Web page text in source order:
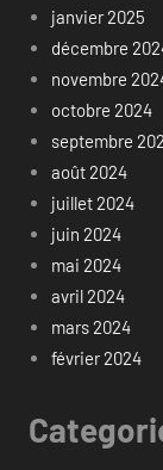
janvier 2025
décembre
novembre
octobre 2024
septembre
août 2024
juillet 2024
juin 2024
mai 2024
avril 2024
mars 2024
février 2024